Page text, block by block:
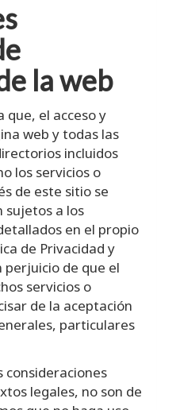
la web
que, el acceso y
web y todas las
incluidos
los servicios o
de este sitio se
sujetos a los
en el propio
de Privacidad y
perjuicio de que el
servicios o
de la aceptación
particulares
consideraciones
legales, no son de